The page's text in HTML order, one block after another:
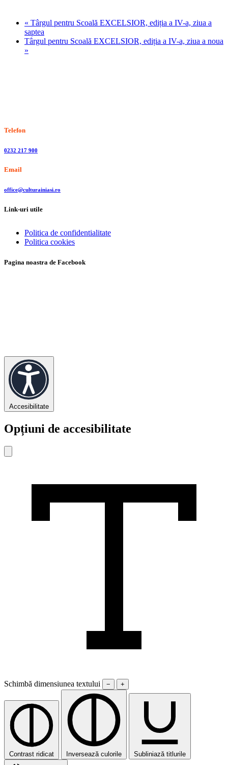
« Târgul pentru Scoală EXCELSIOR, ediția a IV-a, ziua a
saptea
Târgul pentru Scoală EXCELSIOR, ediția a IV-a, ziua a noua
»
Telefon
0232 217 900
Email
office@culturainiasi.ro
Link-uri utile
Politica de confidentialitate
Politica cookies
Pagina noastra de Facebook
Accesibilitate
Opțiuni de accesibilitate
Schimbă dimensiunea textului − +
Contrast ridicat Inversează culorile Subliniază titlurile